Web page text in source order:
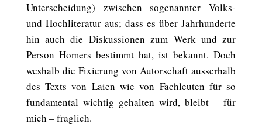
Unterscheidung) zwischen sogenannter Volks-
und Hochliteratur aus; dass es über Jahrhunderte
hin auch die Diskussionen zum Werk und zur
Person Homers bestimmt hat, ist bekannt. Doch
weshalb die Fixierung von Autorschaft ausserhalb
des Texts von Laien wie von Fachleuten für so
fundamental wichtig gehalten wird, bleibt – für
mich – fraglich.